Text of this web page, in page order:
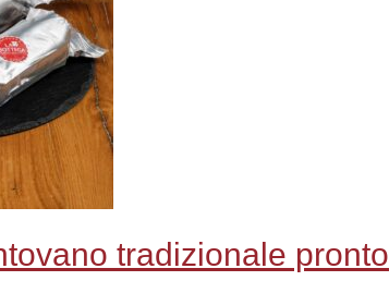
tradizionale pronto